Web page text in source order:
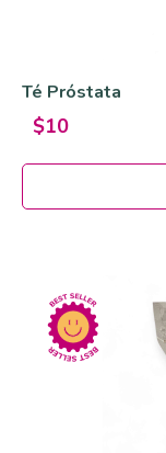
Té Próstata
$10